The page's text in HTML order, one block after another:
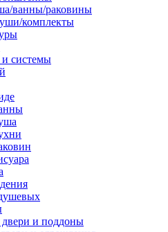
ванны/раковины
комплекты
системы
и поддоны